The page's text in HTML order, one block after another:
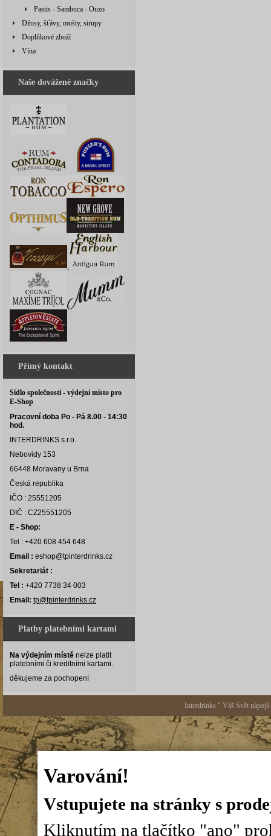
Pastis - Sambuca - Ouzo
Džusy, šťávy, mošty, sirupy
Doplňkové zboží
Vína
Naše dovážené značky
Přímý kontakt
Sídlo společnosti - výdejní místo pro
E-Shop
Pracovní doba Po - Pá 8.00 - 14:30
hod.
INTERDRINKS s.r.o.
Nebovidy 153
66448 Moravany u Brna
Česká republika
IČO : 25551205
DIČ : CZ25551205
E - Shop:
Tel : +420 608 454 648
Email : eshop@tpinterdrinks.cz
Sekretariát :
Tel : +420 7738 34 003
Email: tp@tpinterdrinks.cz
Platby platebními kartami
Na výdejním místě nelze platit
platebními či kreditními kartami.
děkujeme za pochopení
Interdrinks " Váš Svět
Varování!
Vstupujete na stránky s
Kliknutím na tlačítko "ano"